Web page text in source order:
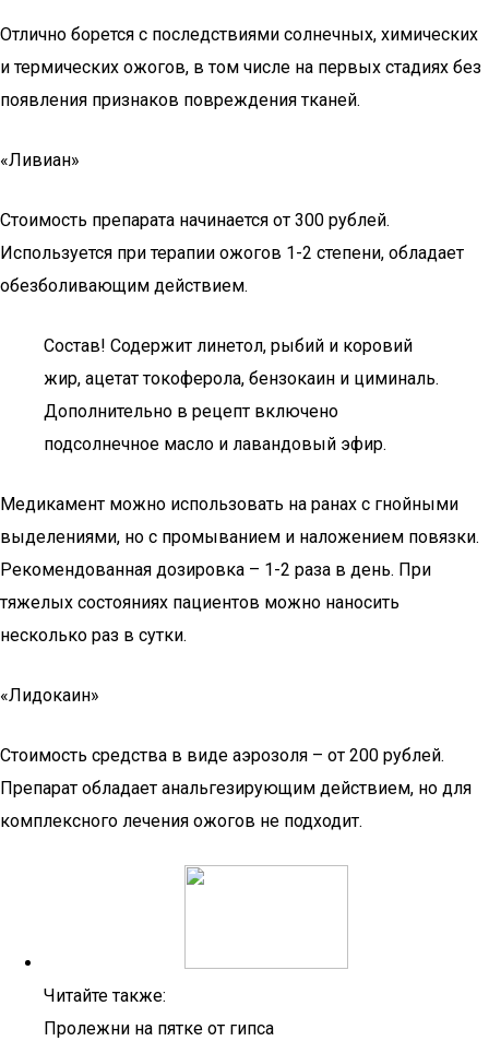
Отлично борется с последствиями солнечных, химических
и термических ожогов, в том числе на первых стадиях без
появления признаков повреждения тканей.
«Ливиан»
Стоимость препарата начинается от 300 рублей.
Используется при терапии ожогов 1-2 степени, обладает
обезболивающим действием.
Состав! Содержит линетол, рыбий и коровий
жир, ацетат токоферола, бензокаин и циминаль.
Дополнительно в рецепт включено
подсолнечное масло и лавандовый эфир.
Медикамент можно использовать на ранах с гнойными
выделениями, но с промыванием и наложением повязки.
Рекомендованная дозировка – 1-2 раза в день. При
тяжелых состояниях пациентов можно наносить
несколько раз в сутки.
«Лидокаин»
Стоимость средства в виде аэрозоля – от 200 рублей.
Препарат обладает анальгезирующим действием, но для
комплексного лечения ожогов не подходит.
Читайте также:
Пролежни на пятке от гипса